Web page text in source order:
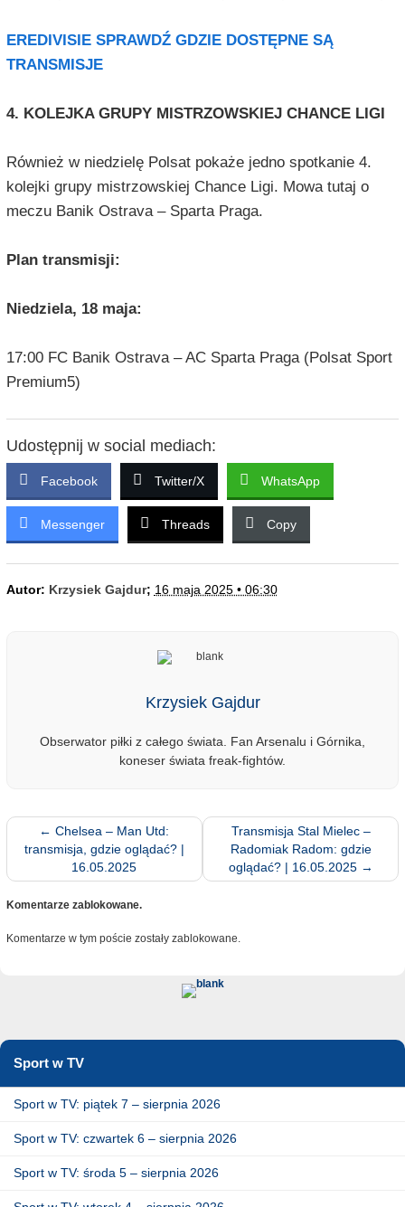
EREDIVISIE SPRAWDŹ GDZIE DOSTĘPNE SĄ
TRANSMISJE
4. KOLEJKA GRUPY MISTRZOWSKIEJ CHANCE LIGI
Również w niedzielę Polsat pokaże jedno spotkanie 4.
kolejki grupy mistrzowskiej Chance Ligi. Mowa tutaj o
meczu Banik Ostrava – Sparta Praga.
Plan transmisji:
Niedziela, 18 maja:
17:00 FC Banik Ostrava – AC Sparta Praga (Polsat Sport
Premium5)
Udostępnij w social mediach:
Facebook Twitter/X WhatsApp
Messenger Threads Copy
Autor: Krzysiek Gajdur; 16 maja 2025 • 06:30
Krzysiek Gajdur
Obserwator piłki z całego świata. Fan Arsenalu i Górnika,
koneser świata freak-fightów.
← Chelsea – Man Utd:
transmisja, gdzie oglądać? |
16.05.2025
Transmisja Stal Mielec –
Radomiak Radom: gdzie
oglądać? | 16.05.2025 →
Komentarze zablokowane.
Komentarze w tym poście zostały zablokowane.
Sport w TV
Sport w TV: piątek 7 – sierpnia 2026
Sport w TV: czwartek 6 – sierpnia 2026
Sport w TV: środa 5 – sierpnia 2026